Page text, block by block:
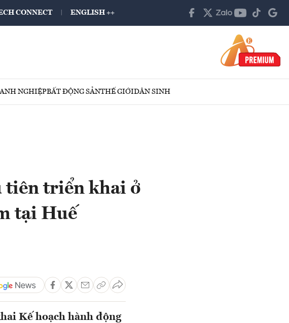
CONNECT ENGLISH ++
NGHIỆPBẤT ĐỘNG SẢNTHẾ GIỚIDÂN SINH
tiên triển khai ở
tại Huế
Kế hoạch hành động